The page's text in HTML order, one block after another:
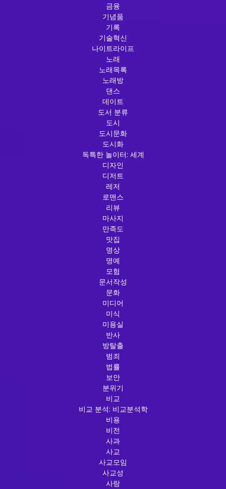
금융
기념품
기록
기술혁신
나이트라이프
노래
노래목록
노래방
댄스
데이트
도서 분류
도시
도시문화
도시화
독특한 놀이터: 세계
디자인
디저트
레저
로맨스
리뷰
마사지
만족도
맛집
명상
명예
모험
문서작성
문화
미디어
미식
미용실
반사
방탈출
범죄
법률
보안
분위기
비교
비교 분석: 비교분석학
비용
비전
사과
사교
사교모임
사교성
사랑